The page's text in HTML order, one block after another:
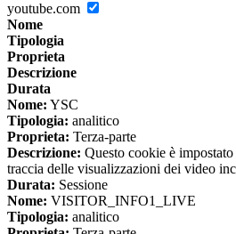
youtube.com
Nome
Tipologia
Proprieta
Descrizione
Durata
Nome: YSC
Tipologia: analitico
Proprieta: Terza-parte
Descrizione: Questo cookie è
traccia delle visualizzazioni dei video
Durata: Sessione
Nome: VISITOR_INFO1_LIVE
Tipologia: analitico